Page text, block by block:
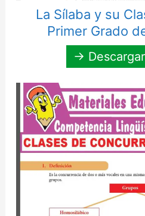
La Sílaba y su
Primer Grado
→